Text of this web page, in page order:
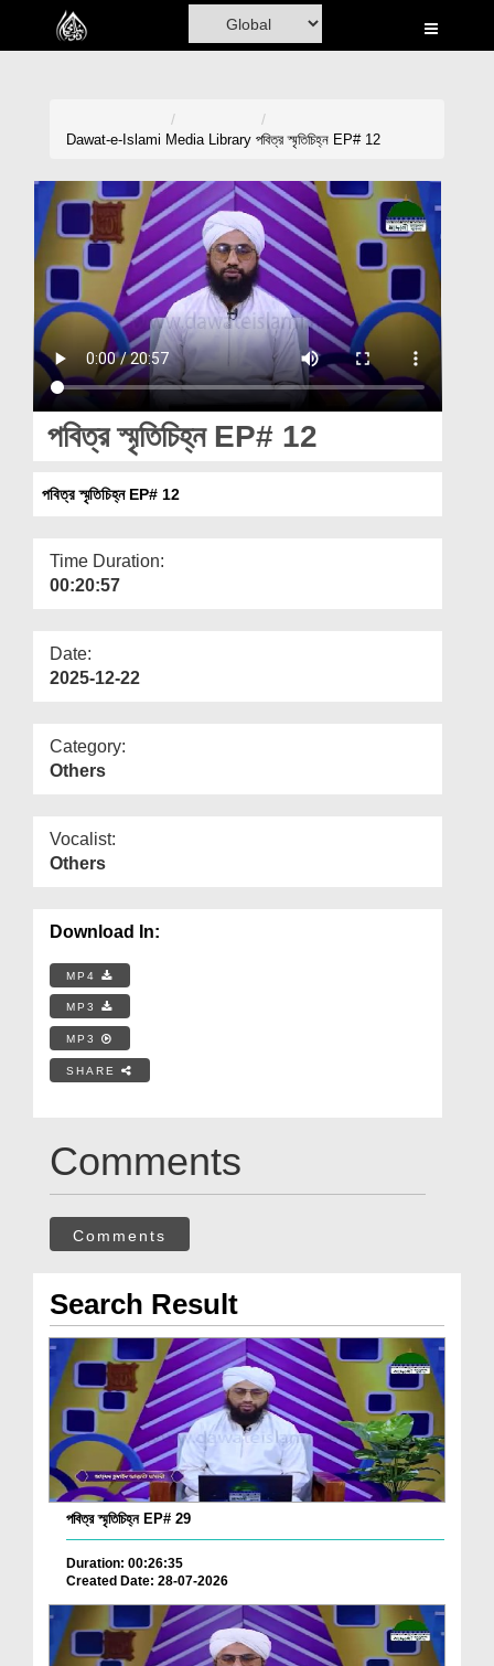
Home
Madani Channel
Volunteer Portal
Rohani Ilaj
Donation
Magazine
Departments
More
Dawat-e-Islami Media Library পবিত্র স্মৃতিচিহ্ন EP# 12
পবিত্র স্মৃতিচিহ্ন EP# 12
পবিত্র স্মৃতিচিহ্ন EP# 12
Time Duration:
00:20:57
Date:
2025-12-22
Category:
Others
Vocalist:
Others
Download In:
MP4
MP3
MP3
SHARE
Comments
Comments
Search Result
পবিত্র স্মৃতিচিহ্ন EP# 29
Duration: 00:26:35
Created Date: 28-07-2026